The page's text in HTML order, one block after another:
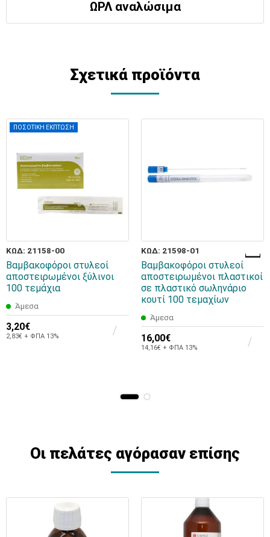
ΩΡΛ αναλώσιμα
Σχετικά προϊόντα
ΠΟΣΟΤΙΚΗ ΕΚΠΤΩΣΗ
ΚΩΔ: 21158-00
Βαμβακοφόροι στυλεοί
αποστειρωμένοι ξύλινοι
100 τεμάχια
Άμεσα
3,20€
2,83€ + ΦΠΑ 13%
ΚΩΔ: 21598-01
Βαμβακοφόροι στυλεοί
αποστειρωμένοι πλαστικοί
σε πλαστικό σωληνάριο
κουτί 100 τεμαχίων
Άμεσα
16,00€
14,16€ + ΦΠΑ 13%
Οι πελάτες αγόρασαν επίσης